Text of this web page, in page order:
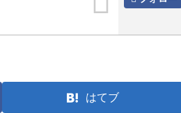
はてブ